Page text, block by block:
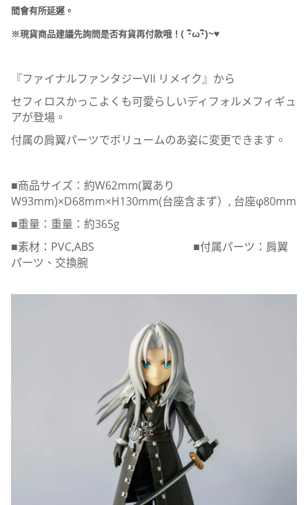
間會有所延遲。
※現貨商品建議先詢問是否有貨再付款哦！ (･ω･)~♥
『ファイナルファンタジーVII リメイク』から
セフィロスかっこよくも可愛らしいディフォルメフィギュ
アが登場。
付属の肩翼パーツでボリュームのあ姿に変更できます。
■商品サイズ：約W62mm(翼あり
W93mm)×D68mm×H130mm(台座含まず）, 台座φ80mm
■重量：重量：約365g
■素材：PVC,ABS ■付属パーツ：肩翼
パーツ、交換腕